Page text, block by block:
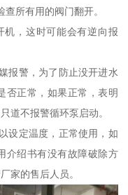
所有用的阀门翻开。
机，这时可能会有逆向报
报警，为了防止没开进水
否正常，如果正常，表明
道不报警循环泵启动。
设定温度，正常使用，如
介绍书有没有故障破除方
家的售后人员。